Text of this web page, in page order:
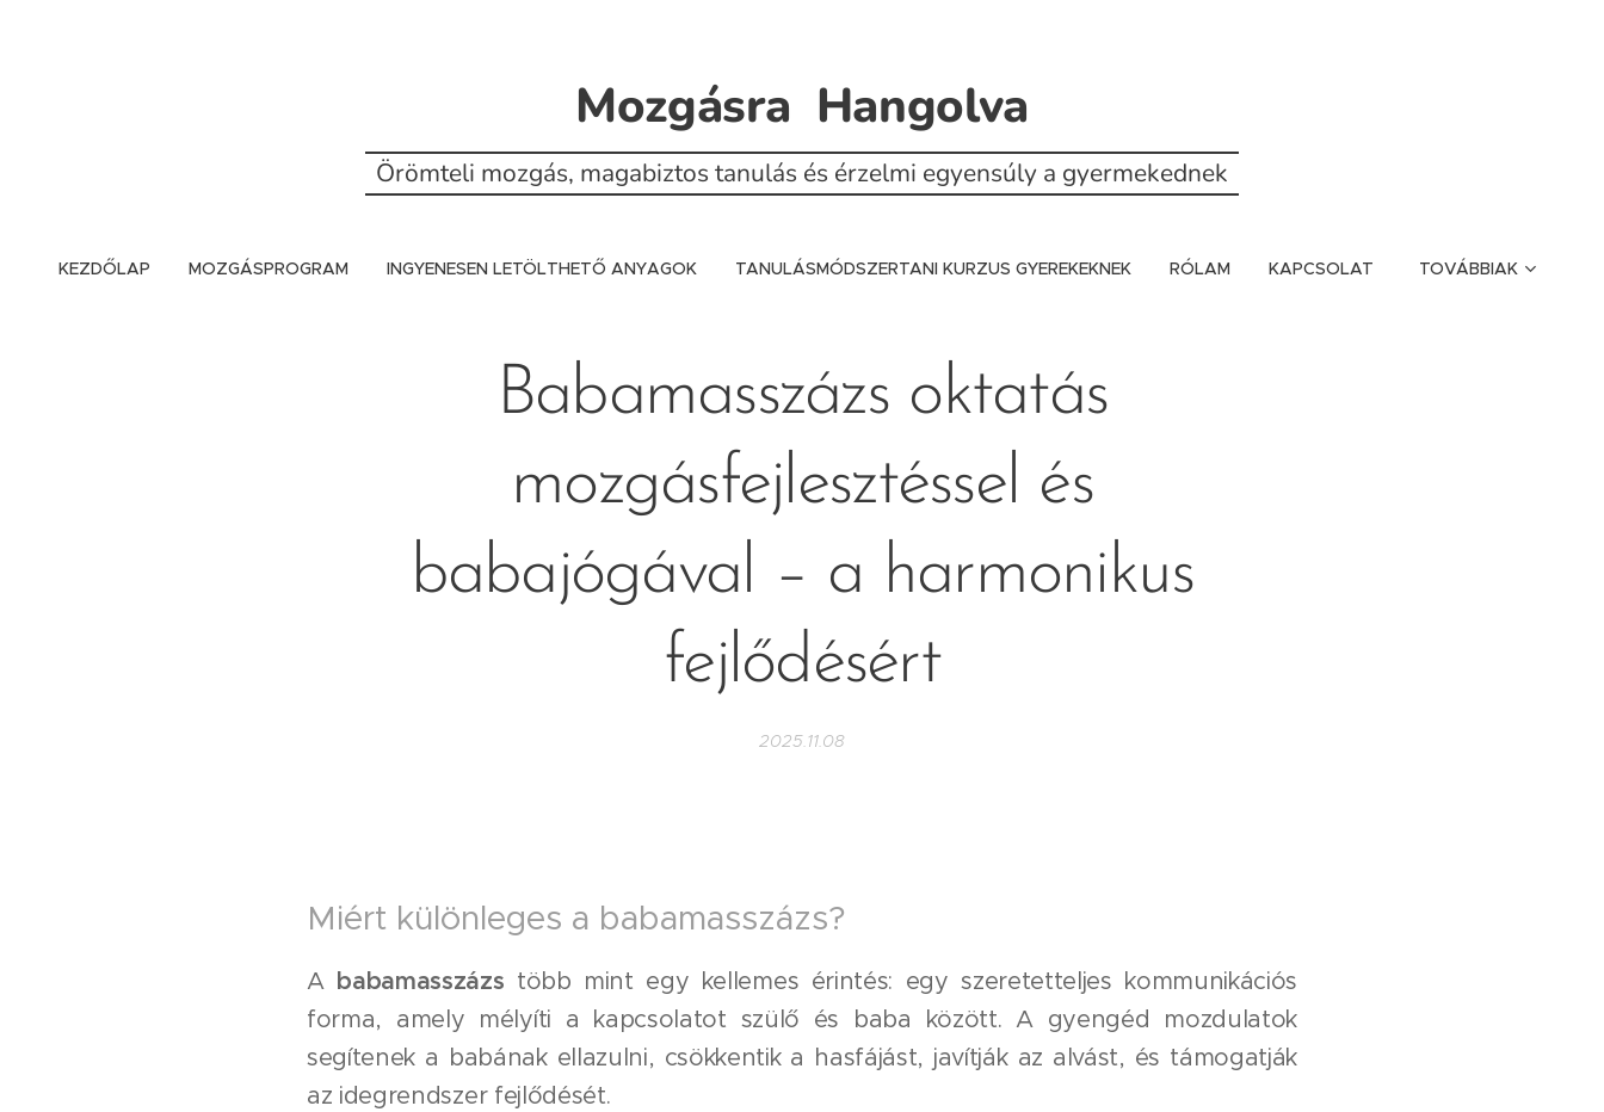
Mozgásra Hangolva
Örömteli mozgás, magabiztos tanulás és érzelmi egyensúly a gyermekednek
KEZDŐLAP MOZGÁSPROGRAM INGYENESEN LETÖLTHETŐ ANYAGOK TANULÁSMÓDSZERTANI KURZUS GYEREKEKNEK RÓLAM KAPCSOLAT TOVÁBBIAK
Babamasszázs oktatás
mozgásfejlesztéssel és
babajógával – a harmonikus
fejlődésért
2025.11.08
Miért különleges a babamasszázs?
A babamasszázs több mint egy kellemes érintés: egy szeretetteljes kommunikációs
forma, amely mélyíti a kapcsolatot szülő és baba között. A gyengéd mozdulatok
segítenek a babának ellazulni, csökkentik a hasfájást, javítják az alvást, és támogatják
az idegrendszer fejlődését.